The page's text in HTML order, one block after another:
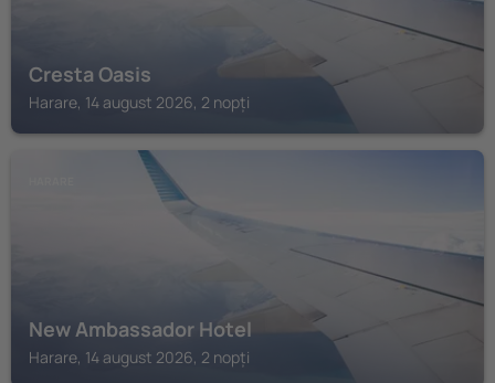
Cresta Oasis
Harare, 14 august 2026, 2 nopți
New Ambassador Hotel
Harare, 14 august 2026, 2 nopți